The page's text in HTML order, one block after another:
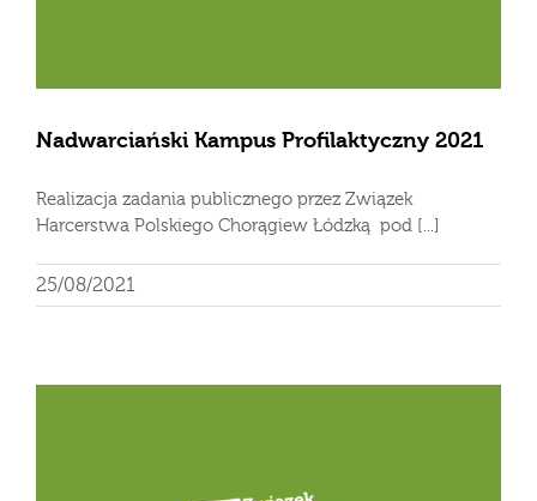
Nadwarciański Kampus Profilaktyczny 2021
Realizacja zadania publicznego przez Związek
Harcerstwa Polskiego Chorągiew Łódzką pod [...]
25/08/2021